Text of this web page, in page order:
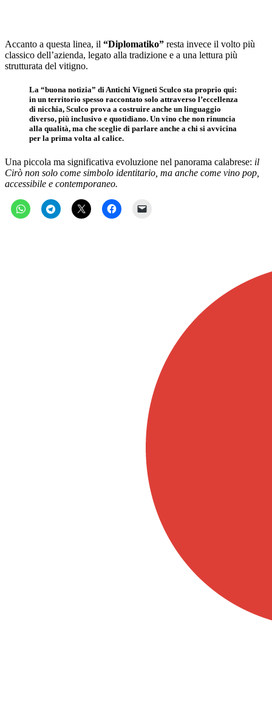
Accanto a questa linea, il “Diplomatiko” resta invece il volto più
classico dell’azienda, legato alla tradizione e a una lettura più
strutturata del vitigno.
La “buona notizia” di Antichi Vigneti Sculco sta proprio qui:
in un territorio spesso raccontato solo attraverso l’eccellenza
di nicchia, Sculco prova a costruire anche un linguaggio
diverso, più inclusivo e quotidiano. Un vino che non rinuncia
alla qualità, ma che sceglie di parlare anche a chi si avvicina
per la prima volta al calice.
Una piccola ma significativa evoluzione nel panorama calabrese: il
Cirò non solo come simbolo identitario, ma anche come vino pop,
accessibile e contemporaneo.